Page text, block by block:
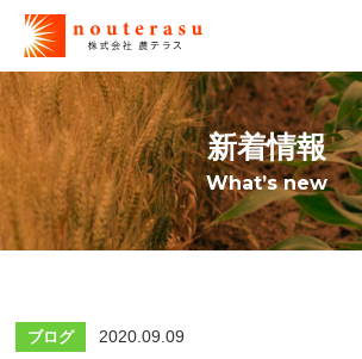
新着情報
What’s new
ブログ 2020.09.09